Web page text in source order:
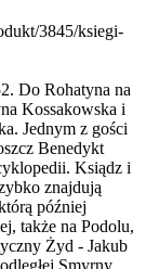
3845/ksiegi-
Do Rohatyna na
Kossakowska i
Jednym z gości
Benedykt
Ksiądz i
znajdują
później
także na Podolu,
Żyd - Jakub
Smyrny